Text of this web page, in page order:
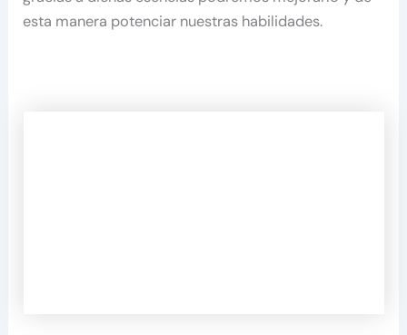
esta manera potenciar nuestras habilidades.